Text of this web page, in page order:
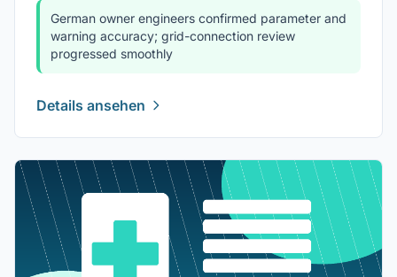
German owner engineers confirmed parameter and
warning accuracy; grid-connection review
progressed smoothly
Details ansehen